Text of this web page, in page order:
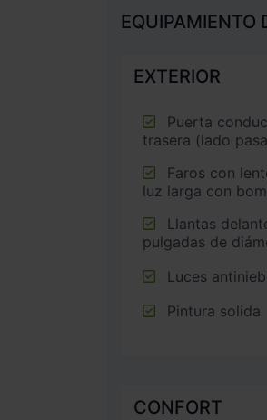
EQUIPAMIENTO
EXTERIOR
trasera (lado
luz larga con
pulgadas de
Luces
Pintura solida
CONFORT